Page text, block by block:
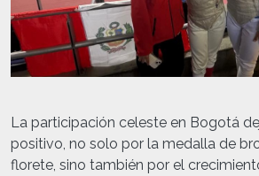
La participación celeste en Bogotá
positivo, no solo por la medalla de
florete, sino también por el